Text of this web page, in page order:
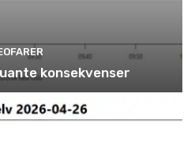
konsekvenser